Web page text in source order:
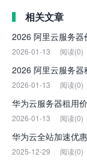
相关文章
2026 阿里云服务
2026-01-13 阅读(0)
2026 阿里云服务
2026-01-13 阅读(0)
华为云服务器租用
2026-01-13 阅读(0)
华为云全站加速优
2025-12-29 阅读(0)